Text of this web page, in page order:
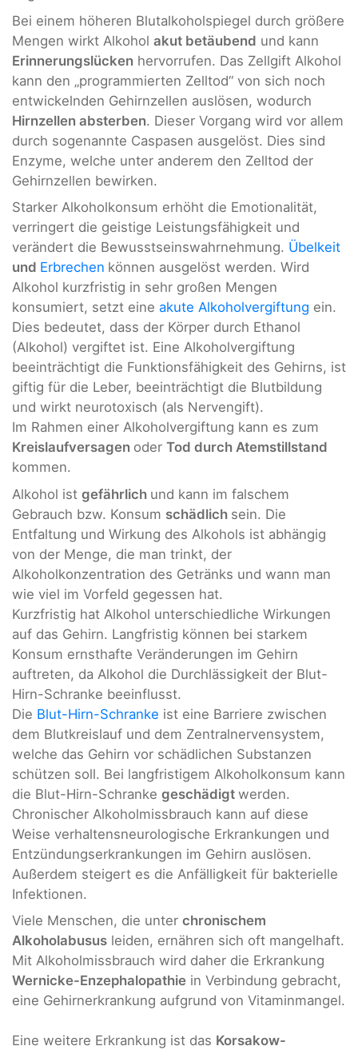
Bei einem höheren Blutalkoholspiegel durch größere
Mengen wirkt Alkohol akut betäubend und kann
Erinnerungslücken hervorrufen. Das Zellgift Alkohol
kann den „programmierten Zelltod“ von sich noch
entwickelnden Gehirnzellen auslösen, wodurch
Hirnzellen absterben. Dieser Vorgang wird vor allem
durch sogenannte Caspasen ausgelöst. Dies sind
Enzyme, welche unter anderem den Zelltod der
Gehirnzellen bewirken.
Starker Alkoholkonsum erhöht die Emotionalität,
verringert die geistige Leistungsfähigkeit und
verändert die Bewusstseinswahrnehmung. Übelkeit
und Erbrechen können ausgelöst werden. Wird
Alkohol kurzfristig in sehr großen Mengen
konsumiert, setzt eine akute Alkoholvergiftung ein.
Dies bedeutet, dass der Körper durch Ethanol
(Alkohol) vergiftet ist. Eine Alkoholvergiftung
beeinträchtigt die Funktionsfähigkeit des Gehirns, ist
giftig für die Leber, beeinträchtigt die Blutbildung
und wirkt neurotoxisch (als Nervengift).
Im Rahmen einer Alkoholvergiftung kann es zum
Kreislaufversagen oder Tod durch Atemstillstand
kommen.
Alkohol ist gefährlich und kann im falschem
Gebrauch bzw. Konsum schädlich sein. Die
Entfaltung und Wirkung des Alkohols ist abhängig
von der Menge, die man trinkt, der
Alkoholkonzentration des Getränks und wann man
wie viel im Vorfeld gegessen hat.
Kurzfristig hat Alkohol unterschiedliche Wirkungen
auf das Gehirn. Langfristig können bei starkem
Konsum ernsthafte Veränderungen im Gehirn
auftreten, da Alkohol die Durchlässigkeit der Blut-
Hirn-Schranke beeinflusst.
Die Blut-Hirn-Schranke ist eine Barriere zwischen
dem Blutkreislauf und dem Zentralnervensystem,
welche das Gehirn vor schädlichen Substanzen
schützen soll. Bei langfristigem Alkoholkonsum kann
die Blut-Hirn-Schranke geschädigt werden.
Chronischer Alkoholmissbrauch kann auf diese
Weise verhaltensneurologische Erkrankungen und
Entzündungserkrankungen im Gehirn auslösen.
Außerdem steigert es die Anfälligkeit für bakterielle
Infektionen.
Viele Menschen, die unter chronischem
Alkoholabusus leiden, ernähren sich oft mangelhaft.
Mit Alkoholmissbrauch wird daher die Erkrankung
Wernicke-Enzephalopathie in Verbindung gebracht,
eine Gehirnerkrankung aufgrund von Vitaminmangel.
Eine weitere Erkrankung ist das Korsakow-